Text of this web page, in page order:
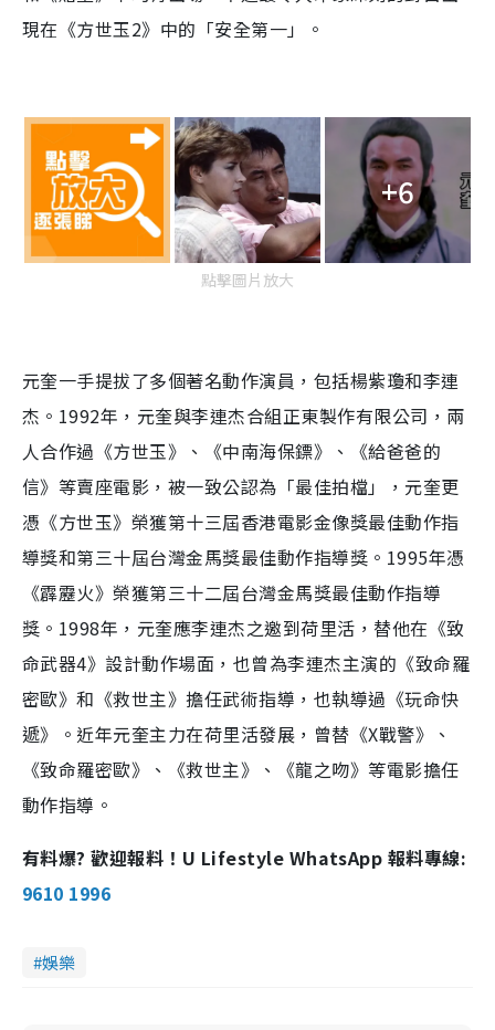
現在《方世玉2》中的「安全第一」。
+6
點擊圖片放大
元奎一手提拔了多個著名動作演員，包括楊紫瓊和李連
杰。1992年，元奎與李連杰合組正東製作有限公司，兩
人合作過《方世玉》、《中南海保鏢》、《給爸爸的
信》等賣座電影，被一致公認為「最佳拍檔」，元奎更
憑《方世玉》榮獲第十三屆香港電影金像獎最佳動作指
導獎和第三十屆台灣金馬獎最佳動作指導獎。1995年憑
《霹靂火》榮獲第三十二屆台灣金馬獎最佳動作指導
獎。1998年，元奎應李連杰之邀到荷里活，替他在《致
命武器4》設計動作場面，也曾為李連杰主演的《致命羅
密歐》和《救世主》擔任武術指導，也執導過《玩命快
遞》。近年元奎主力在荷里活發展，曾替《X戰警》、
《致命羅密歐》、《救世主》、《龍之吻》等電影擔任
動作指導。
有料爆? 歡迎報料！U Lifestyle WhatsApp 報料專線:
9610 1996
娛樂